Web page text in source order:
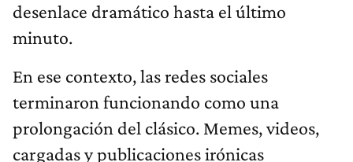
desenlace dramático hasta el último
minuto.
En ese contexto, las redes sociales
terminaron funcionando como una
prolongación del clásico. Memes, videos,
cargadas y publicaciones irónicas